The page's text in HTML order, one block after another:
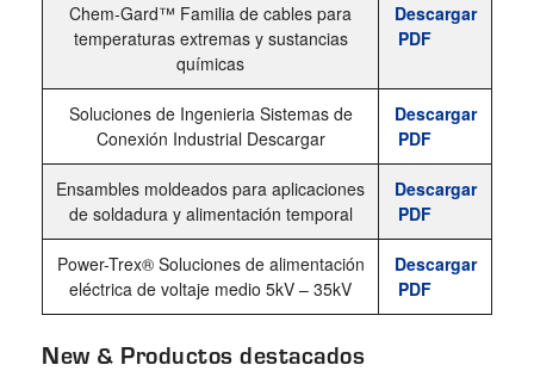
Chem-Gard™ Familia de cables para
temperaturas extremas y sustancias
químicas
Descargar
PDF
Soluciones de Ingenieria Sistemas de
Conexión Industrial Descargar
Descargar
PDF
Ensambles moldeados para aplicaciones
de soldadura y alimentación temporal
Descargar
PDF
Power-Trex® Soluciones de alimentación
eléctrica de voltaje medio 5kV – 35kV
Descargar
PDF
New & Productos destacados